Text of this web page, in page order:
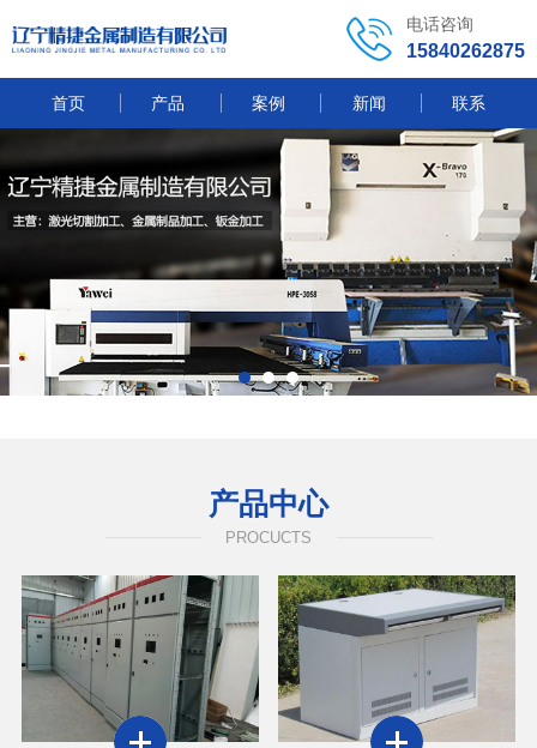
电话咨询
15840262875
首页 产品 案例 新闻 联系
产品中心
PROCUCTS